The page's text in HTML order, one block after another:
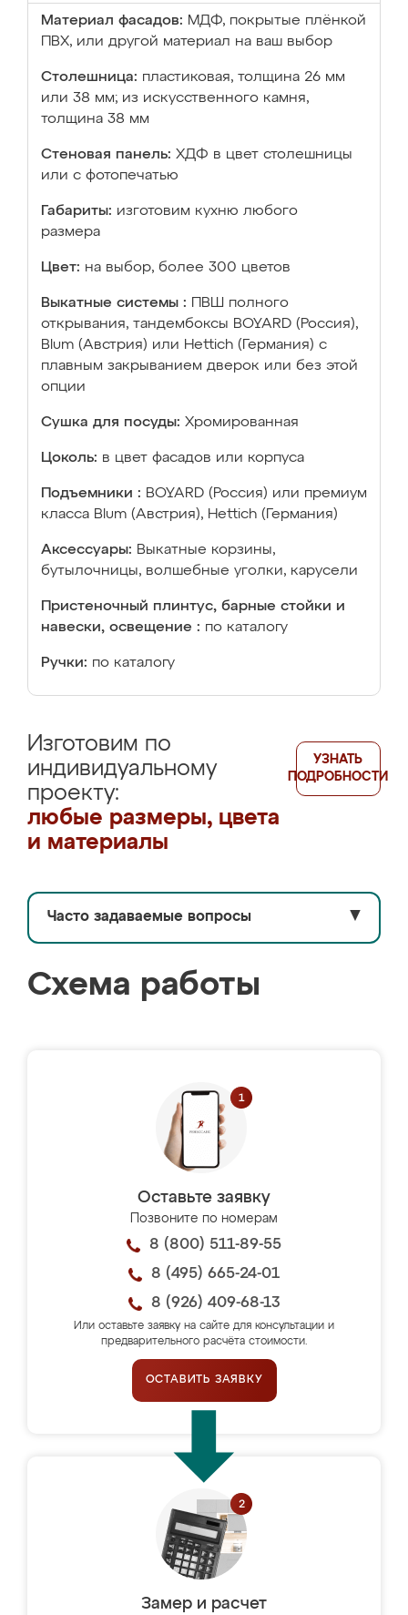
Материал фасадов: МДФ, покрытые плёнкой
ПВХ, или другой материал на ваш выбор
Столешница: пластиковая, толщина 26 мм
или 38 мм; из искусственного камня,
толщина 38 мм
Стеновая панель: ХДФ в цвет столешницы
или с фотопечатью
Габариты: изготовим кухню любого
размера
Цвет: на выбор, более 300 цветов
Выкатные системы :
ПВШ полного
открывания, тандембоксы BOYARD (Россия),
Blum (Австрия) или Hettich (Германия) с
плавным закрыванием дверок или без этой
опции
Сушка для посуды: Хромированная
Цоколь: в цвет фасадов или корпуса
Подъемники : BOYARD (Россия) или премиум
класса Blum (Австрия), Hettich (Германия)
Аксессуары: Выкатные корзины,
бутылочницы, волшебные уголки, карусели
Пристеночный плинтус, барные стойки и
навески, освещение : по каталогу
Ручки: по каталогу
Изготовим по
индивидуальному
проекту:
любые размеры, цвета
и материалы
УЗНАТЬ
ПОДРОБНОСТИ
Часто задаваемые вопросы ▼
Схема работы
Оставьте заявку
Позвоните по номерам
8 (800) 511-89-55
8 (495) 665-24-01
8 (926) 409-68-13
Или оставьте заявку на сайте для консультации и
предварительного расчёта стоимости.
ОСТАВИТЬ ЗАЯВКУ
Замер и расчет